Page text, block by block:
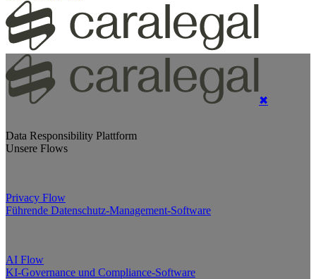
✖
Data Responsibility Plattform
Unsere Flows
Privacy Flow
Führende Datenschutz-Management-Software
AI Flow
KI-Governance und Compliance-Software